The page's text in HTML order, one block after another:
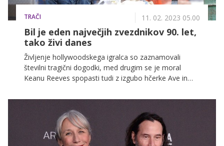
TRAČI 11. 02. 2023 05.00
Bil je eden največjih zvezdnikov 90. let,
tako živi danes
Življenje hollywoodskega igralca so zaznamovali
številni tragični dogodki, med drugim se je moral
Keanu Reeves spopasti tudi z izgubo hčerke Ave in